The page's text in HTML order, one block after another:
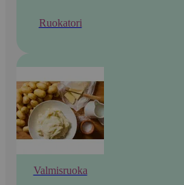
Ruokatori
Valmisruoka